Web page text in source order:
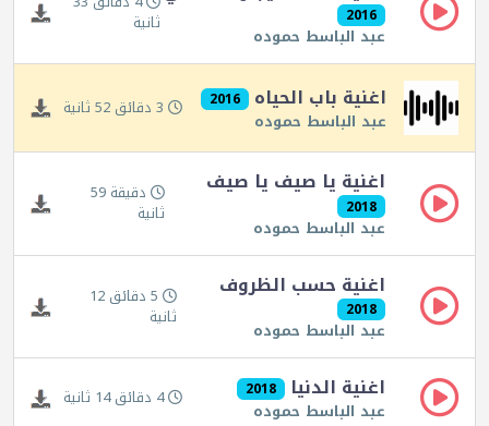
2016
عبد الباسط حموده
ثانية
اغنية باب الحياه 2016
عبد الباسط حموده 3 دقائق 52 ثانية
اغنية يا صيف يا صيف
2018
عبد الباسط حموده
دقيقة 59
ثانية
اغنية حسب الظروف
2018
عبد الباسط حموده
5 دقائق 12
ثانية
اغنية الدنيا 2018
عبد الباسط حموده 4 دقائق 14 ثانية